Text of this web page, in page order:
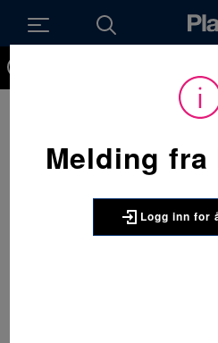
Melding fra
Logg inn for